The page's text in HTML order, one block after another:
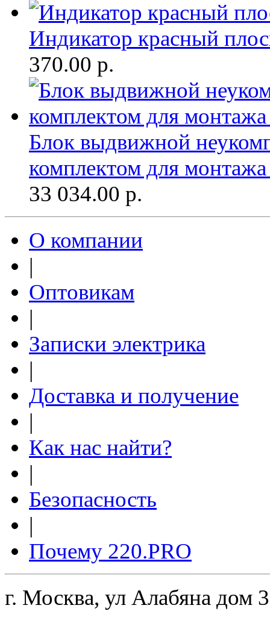
Индикатор красный
370.00 р.
Блок выдвижной
комплектом для
33 034.00 р.
О компании
|
Оптовикам
|
Записки электрика
|
Доставка и получение
|
Как нас найти?
|
Безопасность
|
Почему 220.PRO
г. Москва, ул Алабяна дом